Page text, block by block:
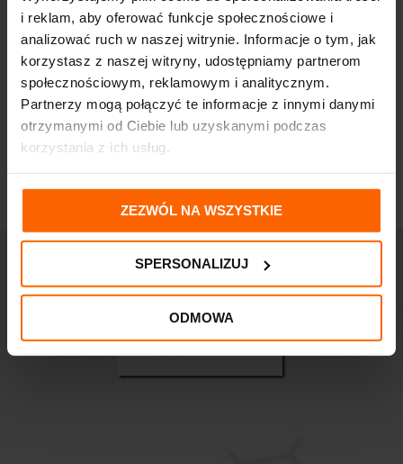
i reklam, aby oferować funkcje społecznościowe i
analizować ruch w naszej witrynie. Informacje o tym, jak
korzystasz z naszej witryny, udostępniamy partnerom
społecznościowym, reklamowym i analitycznym.
Partnerzy mogą połączyć te informacje z innymi danymi
otrzymanymi od Ciebie lub uzyskanymi podczas
korzystania z ich usług.
ZEZWÓL NA WSZYSTKIE
SPERSONALIZUJ
ODMOWA
HOLIKA HOLIKA żel
przeciwsłoneczny z
aloesem SPF50+ 100ml
68,20zł
IWOSTIN PURRITIN
MATUJĄCA EMULSJA
ZWĘŻAJĄCA PORY
47,49zł